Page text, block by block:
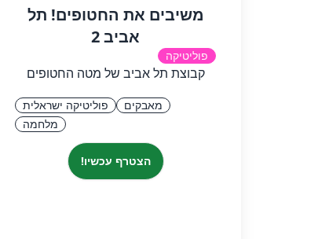
משיבים את החטופים! תל
אביב 2
פוליטיקה
קבוצת תל אביב של מטה החטופים
מאבקים
פוליטיקה ישראלית
מלחמה
הצטרף עכשיו!